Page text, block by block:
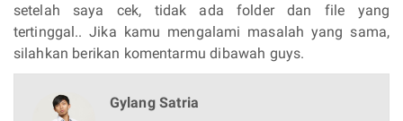
setelah saya cek, tidak ada folder dan file yang
tertinggal.. Jika kamu mengalami masalah yang sama,
silahkan berikan komentarmu dibawah guys.
Gylang Satria